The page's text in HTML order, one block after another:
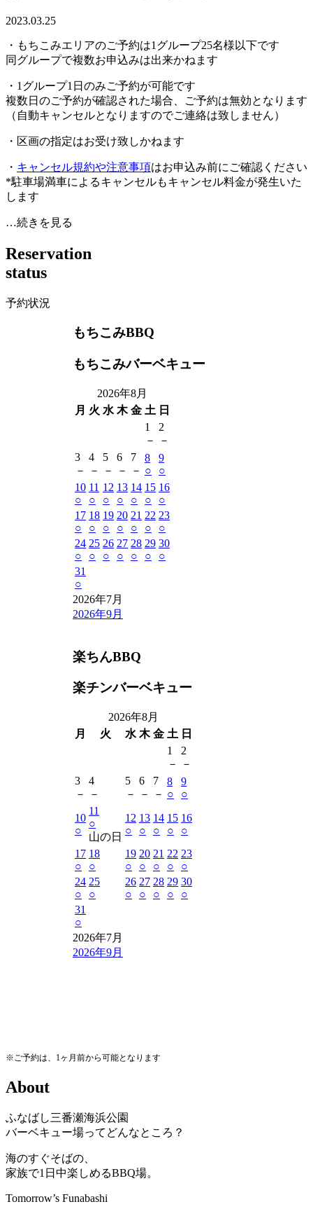
2023.03.25
・もちこみエリアのご予約は1グループ25名様以下です
同グループで複数お申込みは出来かねます
・1グループ1日のみご予約が可能です
複数日のご予約が確認された場合、ご予約は無効となります
（自動キャンセルとなりますのでご連絡は致しません）
・区画の指定はお受け致しかねます
・ キャンセル規約や注意事項はお申込み前にご確認ください
*駐車場満車によるキャンセルもキャンセル料金が発生いた
します
…続きを見る
Reservation
status
予約状況
もちこみBBQ
もちこみバーベキュー
2026年8月
月 火 水 木 金 土 日
1
－
2
－
3
－
4
－
5
－
6
－
7
－
8
○
9
○
10
○
11
○
12
○
13
○
14
○
15
○
16
○
17
○
18
○
19
○
20
○
21
○
22
○
23
○
24
○
25
○
26
○
27
○
28
○
29
○
30
○
31
○
2026年7月
2026年9月
楽ちんBBQ
楽チンバーベキュー
2026年8月
月
火 水 木 金 土 日
1
－
2
－
3
－
4
－
5
－
6
－
7
－
8
○
9
○
10
○
11
○
山の日
12
○
13
○
14
○
15
○
16
○
17
○
18
○
19
○
20
○
21
○
22
○
23
○
24
○
25
○
26
○
27
○
28
○
29
○
30
○
31
○
2026年7月
2026年9月
※ご予約は、1ヶ月前から可能となります
About
ふなばし三番瀬海浜公園
バーベキュー場ってどんなところ？
海のすぐそばの、
家族で1日中楽しめるBBQ場。
Tomorrow’s Funabashi